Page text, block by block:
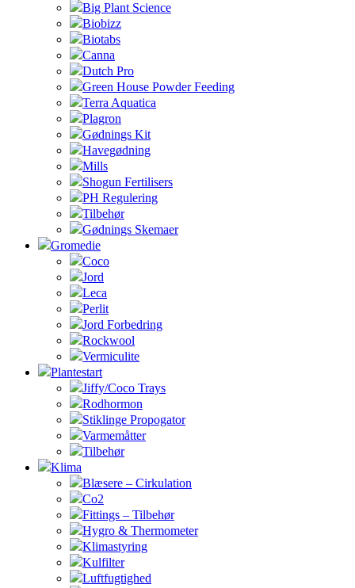
Big Plant Science
Biobizz
Biotabs
Canna
Dutch Pro
Green House Powder Feeding
Terra Aquatica
Plagron
Gødnings Kit
Havegødning
Mills
Shogun Fertilisers
PH Regulering
Tilbehør
Gødnings Skemaer
Gromedie
Coco
Jord
Leca
Perlit
Jord Forbedring
Rockwool
Vermiculite
Plantestart
Jiffy/Coco Trays
Rodhormon
Stiklinge Propogator
Varmemåtter
Tilbehør
Klima
Blæsere – Cirkulation
Co2
Fittings – Tilbehør
Hygro & Thermometer
Klimastyring
Kulfilter
Luftfugtighed